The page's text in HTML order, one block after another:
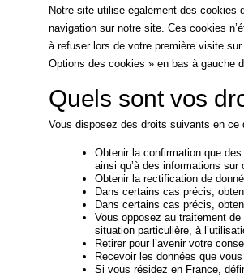
Notre site utilise également des cookies
navigation sur notre site. Ces cookies
à refuser lors de votre première visite
Options des cookies » en bas à gauche
Quels sont vos
Vous disposez des droits suivants en ce
Obtenir la confirmation que
ainsi qu’à des informations sur
Obtenir la rectification de
Dans certains cas précis,
Dans certains cas précis,
Vous opposez au traitement
situation particulière, à
Retirer pour l’avenir votre
Recevoir les données que
Si vous résidez en France,